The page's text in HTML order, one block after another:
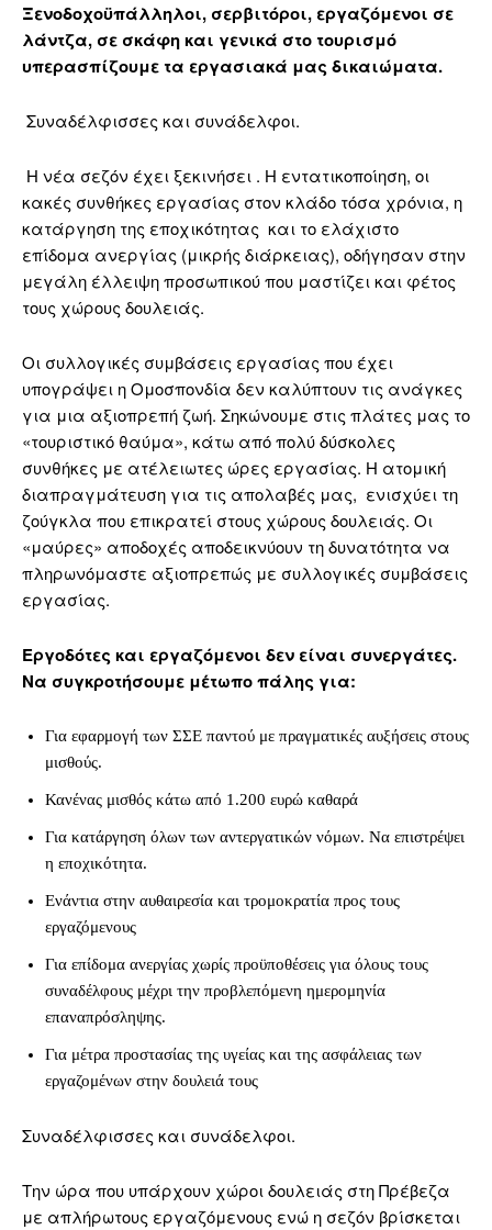
Ξενοδοχοϋπάλληλοι, σερβιτόροι, εργαζόμενοι σε
λάντζα, σε σκάφη και γενικά στο τουρισμό
υπερασπίζουμε τα εργασιακά μας δικαιώματα.
Συναδέλφισσες και συνάδελφοι.
Η νέα σεζόν έχει ξεκινήσει . Η εντατικοποίηση, οι
κακές συνθήκες εργασίας στον κλάδο τόσα χρόνια, η
κατάργηση της εποχικότητας και το ελάχιστο
επίδομα ανεργίας (μικρής διάρκειας), οδήγησαν στην
μεγάλη έλλειψη προσωπικού που μαστίζει και φέτος
τους χώρους δουλειάς.
Οι συλλογικές συμβάσεις εργασίας που έχει
υπογράψει η Ομοσπονδία δεν καλύπτουν τις ανάγκες
για μια αξιοπρεπή ζωή. Σηκώνουμε στις πλάτες μας το
«τουριστικό θαύμα», κάτω από πολύ δύσκολες
συνθήκες με ατέλειωτες ώρες εργασίας. Η ατομική
διαπραγμάτευση για τις απολαβές μας, ενισχύει τη
ζούγκλα που επικρατεί στους χώρους δουλειάς. Οι
«μαύρες» αποδοχές αποδεικνύουν τη δυνατότητα να
πληρωνόμαστε αξιοπρεπώς με συλλογικές συμβάσεις
εργασίας.
Εργοδότες και εργαζόμενοι δεν είναι συνεργάτες.
Να συγκροτήσουμε μέτωπο πάλης για:
Για εφαρμογή των ΣΣΕ παντού με πραγματικές αυξήσεις στους
μισθούς.
Κανένας μισθός κάτω από 1.200 ευρώ καθαρά
Για κατάργηση όλων των αντεργατικών νόμων. Να επιστρέψει
η εποχικότητα.
Ενάντια στην αυθαιρεσία και τρομοκρατία προς τους
εργαζόμενους
Για επίδομα ανεργίας χωρίς προϋποθέσεις για όλους τους
συναδέλφους μέχρι την προβλεπόμενη ημερομηνία
επαναπρόσληψης.
Για μέτρα προστασίας της υγείας και της ασφάλειας των
εργαζομένων στην δουλειά τους
Συναδέλφισσες και συνάδελφοι.
Την ώρα που υπάρχουν χώροι δουλειάς στη Πρέβεζα
με απλήρωτους εργαζόμενους ενώ η σεζόν βρίσκεται